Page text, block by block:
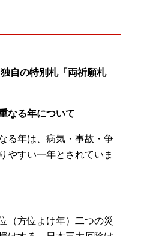
自の特別札「両祈願札
なる年について
る年は、病気・事故・争
やすい一年とされていま
（方位よけ年）二つの災